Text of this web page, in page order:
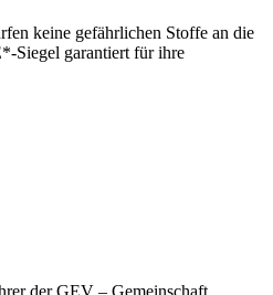
keine gefährlichen Stoffe an die
Siegel garantiert für ihre